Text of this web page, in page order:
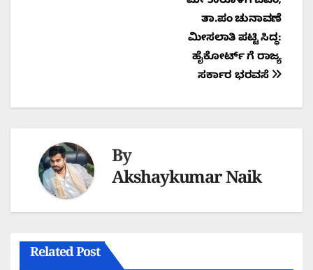
ತಾ.ಪಂ ಚುನಾವಣೆ
ಮೀಸಲಾತಿ ಪಟ್ಟಿ ಸಿದ್ಧ:
ಹೈಕೋರ್ಟ್ ಗೆ ರಾಜ್ಯ
ಸರ್ಕಾರ ಭರವಸೆ
By
Akshaykumar Naik
Related Post